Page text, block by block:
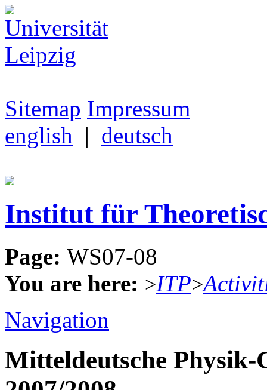
Sitemap Impressum
english | deutsch
Institut für
Page: WS07-08
You are here: >ITP>
Navigation
Mitteldeutsche Physik-